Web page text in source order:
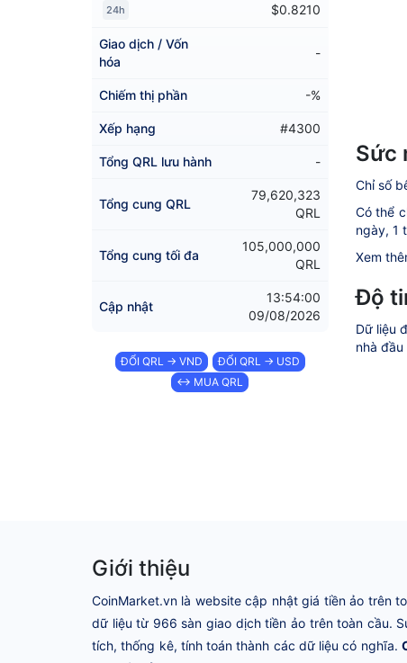
24h
$0.8210
Giao dịch / Vốn
hóa
-
Chiếm thị phần -%
Xếp hạng #4300
Tổng QRL lưu hành -
Tổng cung QRL
79,620,323
QRL
Tổng cung tối đa
105,000,000
QRL
Cập nhật
13:54:00
09/08/2026
ĐỔI QRL → VND
ĐỔI QRL → USD
↔ MUA QRL
Sức
Chỉ số
Có thể
ngày, 1
Xem
Độ
Dữ liệu
nhà
Giới thiệu
CoinMarket.vn là website cập nhật giá tiền ảo trên
dữ liệu từ 966 sàn giao dịch tiền ảo trên toàn cầu.
tích, thống kê, tính toán thành các dữ liệu có nghĩa.